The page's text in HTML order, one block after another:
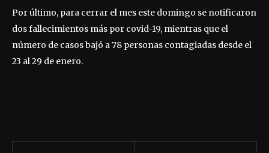
Por último, para cerrar el mes este domingo se notificaron
dos fallecimientos más por covid-19, mientras que el
número de casos bajó a 78 personas contagiadas desde el
23 al 29 de enero.